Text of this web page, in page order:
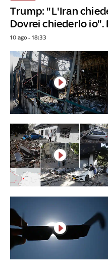
Trump: "L'Iran
Dovrei chiederlo io".
10 ago - 18:33